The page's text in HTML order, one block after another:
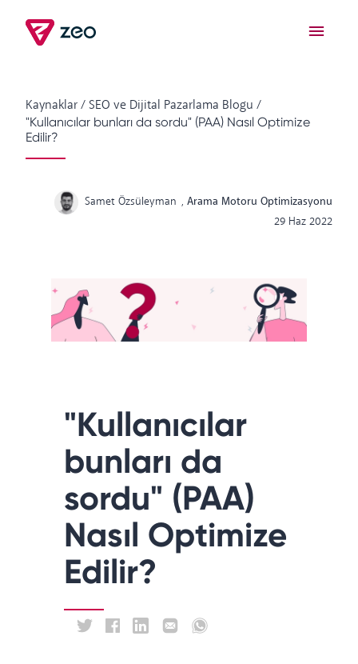
Kaynaklar/SEO ve Dijital Pazarlama Blogu /
"Kullanıcılar bunları da sordu" (PAA) Nasıl Optimize
Edilir?
Samet Özsüleyman , Arama Motoru Optimizasyonu
29 Haz 2022
"Kullanıcılar
bunları da
sordu" (PAA)
Nasıl Optimize
Edilir?